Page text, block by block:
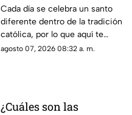
que se celebran este
viernes 7 de agosto de
2026?
Cada día se celebra un santo
diferente dentro de la tradición
católica, por lo que aquí te
compartimos el santoral
agosto 07, 2026 08:32 a. m.
¿Cuáles son las